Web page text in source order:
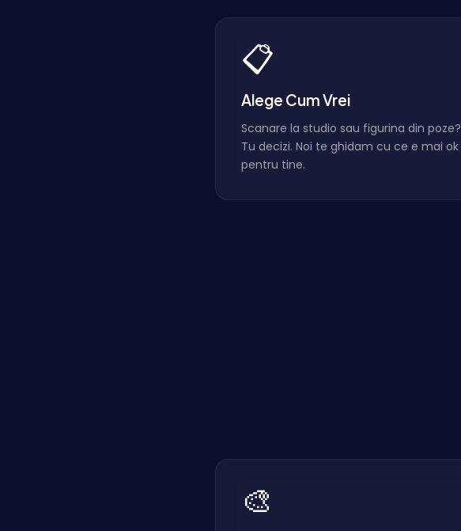
📋
Alege Cum Vrei
Scanare la studio sau figurina din poze?
Tu decizi. Noi te ghidam cu ce e mai ok
pentru tine.
🎨